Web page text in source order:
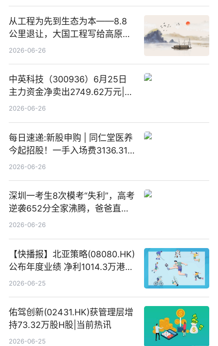
从工程为先到生态为本——8.8
公里退让，大国工程写给高原生
灵的温柔情书
2026-06-26
中英科技（300936）6月25日
主力资金净卖出2749.62万元|每
日速看
2026-06-26
每日速递:新股申购 | 同仁堂医养
今起招股！一手入场费3136.31
港元
2026-06-26
深圳一考生8次模考“失利”，高考
逆袭652分全家沸腾，爸爸直呼
“没查错吧” 焦点简讯
2026-06-26
【快播报】北亚策略(08080.HK)
公布年度业绩 净利1014.3万港元
同比扭亏为盈
2026-06-25
佑驾创新(02431.HK)获管理层增
持73.32万股H股|当前热讯
2026-06-25